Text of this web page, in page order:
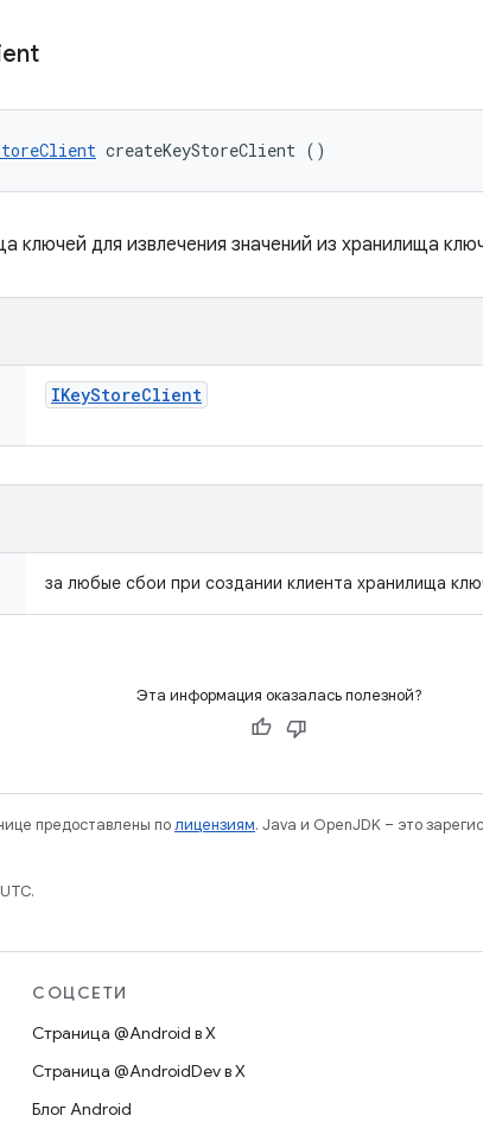
createKeyStoreClient ()
ключей для извлечения значений из хранилища
IKeyStoreClient
за любые сбои при создании клиента хранилища
Эта информация оказалась полезной?
предоставлены полицензиям. Java и OpenJDK – это
СОЦСЕТИ
Страница @Android в X
Страница @AndroidDev в X
Блог Android